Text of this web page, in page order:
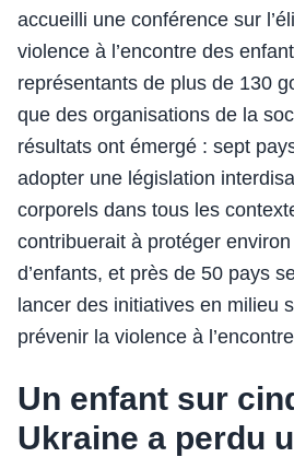
accueilli une conférence sur
violence à l’encontre des
représentants de plus de 130
que des organisations de la
résultats ont émergé : sept
adopter une législation
corporels dans tous les
contribuerait à protéger
d’enfants, et près de 50 pays
lancer des initiatives en milieu
prévenir la violence à
Un enfant sur
Ukraine a perdu